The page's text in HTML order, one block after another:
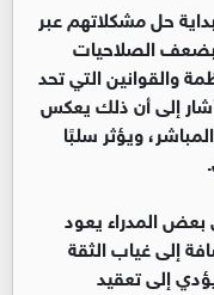
حل مشكلاتهم عبر
الصلاحيات
والقوانين التي تحد
إلى أن ذلك يعكس
ويؤثر سلبًا
المدراء يعود
إلى غياب الثقة
إلى تعقيد